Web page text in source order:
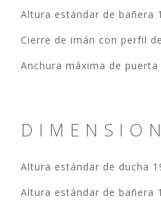
Altura estándar de bañera
Cierre de imán con perfil
Anchura máxima de puerta
Altura estándar de ducha
Altura estándar de bañera